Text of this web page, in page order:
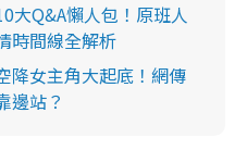
大Q&A懶人包！原班人
時間線全解析
降女主角大起底！網傳
邊站？